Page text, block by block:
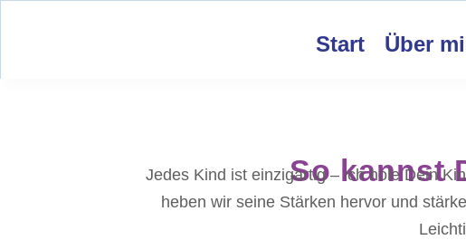
Start Über
So kannst
Jedes Kind ist einzigartig – ich hole Dein
heben wir seine Stärken hervor und